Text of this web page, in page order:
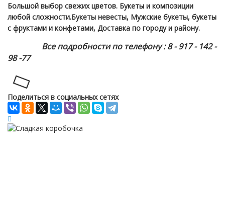
Большой выбор свежих цветов. Букеты и композиции
любой сложности.Букеты невесты, Мужские букеты, букеты
с фруктами и конфетами, Доставка по городу и району.
Все подробности по телефону : 8 - 917 - 142 -
98 -77
Поделиться в социальных сетях